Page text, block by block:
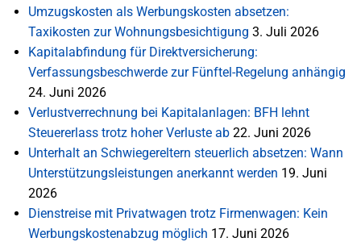
Umzugskosten als Werbungskosten absetzen:
Taxikosten zur Wohnungsbesichtigung 3. Juli 2026
Kapitalabfindung für Direktversicherung:
Verfassungsbeschwerde zur Fünftel-Regelung anhängig
24. Juni 2026
Verlustverrechnung bei Kapitalanlagen: BFH lehnt
Steuererlass trotz hoher Verluste ab 22. Juni 2026
Unterhalt an Schwiegereltern steuerlich absetzen: Wann
Unterstützungsleistungen anerkannt werden 19. Juni
2026
Dienstreise mit Privatwagen trotz Firmenwagen: Kein
Werbungskostenabzug möglich 17. Juni 2026